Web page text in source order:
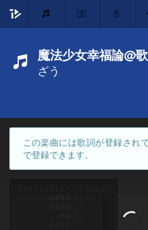
魔法少女幸福論@
ざう
この楽曲には歌詞が登録され
で登録できます。